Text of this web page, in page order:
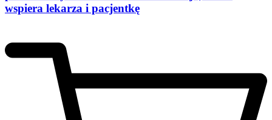
wspiera lekarza i pacjentkę